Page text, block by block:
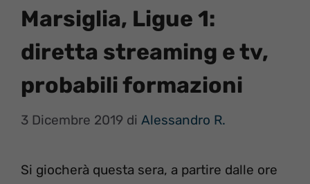
Marsiglia, Ligue 1:
diretta streaming e tv,
probabili formazioni
3 Dicembre 2019 di Alessandro R.
Si giocherà questa sera, a partire dalle ore